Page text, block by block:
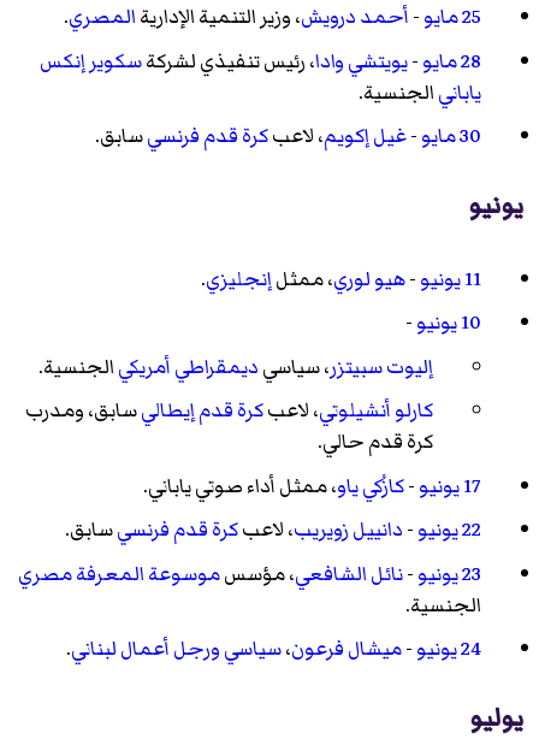
25 مايو
-أحمد درويش، وزير التنمية الإداريةالمصري.
28 مايو
-يويتشي وادا، رئيس تنفيذي لشركةسكوير إنكس
يابانيالجنسية.
30 مايو
-غيل إكويم، لاعبكرة قدمفرنسيسابق.
يونيو
11 يونيو -هيو لوري، ممثلإنجليزي.
10 يونيو
-
إليوت سبيتزر، سياسيديمقراطيأمريكيالجنسية.
كارلو أنشيلوتي، لاعبكرة قدمإيطاليسابق، ومدرب
كرة قدم حالي.
17 يونيو
-كازُكي ياو، ممثل أداء صوتي ياباني.
22 يونيو
-دانييل زويريب، لاعبكرة قدمفرنسيسابق.
23 يونيو
-نائل الشافعي، مؤسسموسوعة المعرفةمصري
الجنسية.
24 يونيو
-ميشال فرعون،سياسيورجل أعماللبناني.
يوليو